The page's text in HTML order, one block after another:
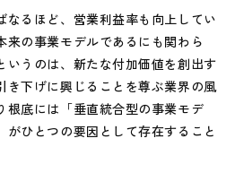
るほど、営業利益率も向上してい
来の事業モデルであるにも関わら
いうのは、新たな付加価値を創出す
き下げに興じることを尊ぶ業界の風
根底には「垂直統合型の事業モデ
がひとつの要因として存在すること